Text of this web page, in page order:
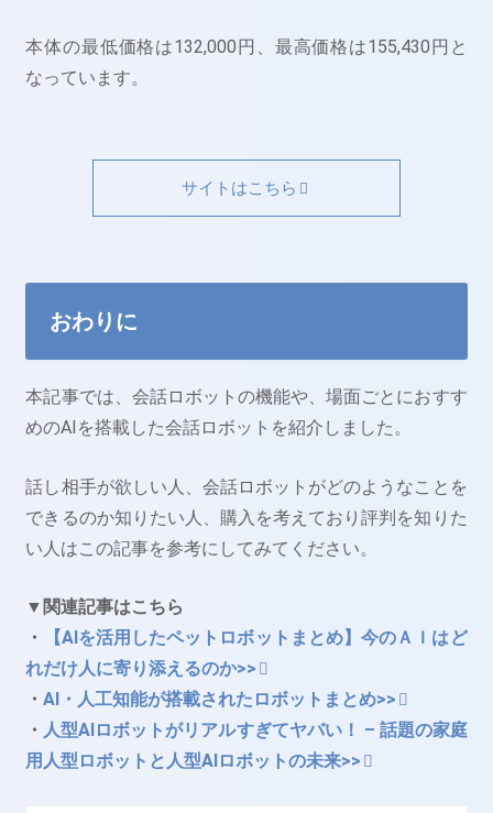
本体の最低価格は132,000円、最高価格は155,430円と
なっています。
サイトはこちら
おわりに
本記事では、会話ロボットの機能や、場面ごとにおすす
めのAIを搭載した会話ロボットを紹介しました。
話し相手が欲しい人、会話ロボットがどのようなことを
できるのか知りたい人、購入を考えており評判を知りた
い人はこの記事を参考にしてみてください。
▼関連記事はこちら
・
【AIを活用したペットロボットまとめ】今のＡＩはど
れだけ人に寄り添えるのか>>
・AI・人工知能が搭載されたロボットまとめ>>
・ 人型AIロボットがリアルすぎてヤバい！ – 話題の家庭
用人型ロボットと人型AIロボットの未来>>